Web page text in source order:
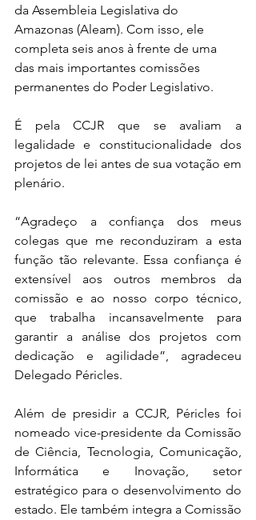
da Assembleia Legislativa do
Amazonas (Aleam). Com isso, ele
completa seis anos à frente de uma
das mais importantes comissões
permanentes do Poder Legislativo.
É pela CCJR que se avaliam a
legalidade e constitucionalidade dos
projetos de lei antes de sua votação em
plenário.
“Agradeço a confiança dos meus
colegas que me reconduziram a esta
função tão relevante. Essa confiança é
extensível aos outros membros da
comissão e ao nosso corpo técnico,
que trabalha incansavelmente para
garantir a análise dos projetos com
dedicação e agilidade”, agradeceu
Delegado Péricles.
Além de presidir a CCJR, Péricles foi
nomeado vice-presidente da Comissão
de Ciência, Tecnologia, Comunicação,
Informática e Inovação, setor
estratégico para o desenvolvimento do
estado. Ele também integra a Comissão